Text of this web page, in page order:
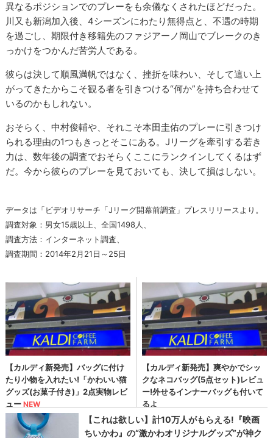
異なるポジションでのプレーをも余儀なくされたほどだった。
川又も新潟加入後、4シーズンにわたり無得点と、不遇の時期
を過ごし、期限付き移籍先のファジアーノ岡山でブレークのき
っかけをつかんだ苦労人である。
彼らは決して順風満帆ではなく、挫折を味わい、そして這い上
がってきたからこそ観る者を引きつける“何か”を持ち合わせて
いるのかもしれない。
おそらく、中村俊輔や、それこそ本田圭佑のプレーに引きつけ
られる理由の1つもきっとそこにある。Jリーグを牽引する若き
力は、数年後の調査でおそらくここにランクインしてくるはず
だ。今から彼らのプレーを見ておいても、決して損はしない。
データは「ビデオリサーチ「Jリーグ開幕前調査」プレスリリースより。
調査対象：男女15歳以上、全国1498人、
調査方法：インターネット調査、
調査期間：2014年2月21日～25日